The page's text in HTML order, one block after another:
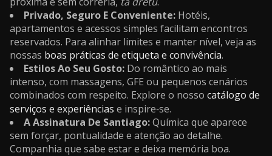
Privado, Seguro E Conveniente: Hotéis,
apartamentos e acessos simples facilitam encontros
reservados. Para alinhar limites e manter nível, veja as
nossas boas práticas de etiqueta e convivência.
Estilos Ao Seu Gosto: Do romântico ao mais
intenso, com massagens, GFE ou pequenos cenários
combinados com respeito. Explore o nosso catálogo de
serviços e experiências e inspire‑se.
A Assinatura De Santiago:Química que aparece
sem forçar, pontualidade e atenção ao detalhe.
Companhia que sabe estar e deixa memória boa.